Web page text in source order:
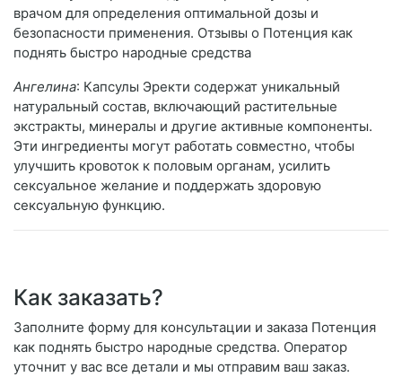
врачом для определения оптимальной дозы и
безопасности применения. Отзывы о Потенция как
поднять быстро народные средства
Ангелина: Капсулы Эректи содержат уникальный
натуральный состав, включающий растительные
экстракты, минералы и другие активные компоненты.
Эти ингредиенты могут работать совместно, чтобы
улучшить кровоток к половым органам, усилить
сексуальное желание и поддержать здоровую
сексуальную функцию.
Как заказать?
Заполните форму для консультации и заказа Потенция
как поднять быстро народные средства. Оператор
уточнит у вас все детали и мы отправим ваш заказ.